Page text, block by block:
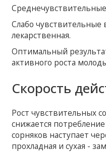
Слабо
лекарственная.
Оптимальный
активного роста
Скорость
Рост чувствительных
снижается
сорняков наступает
прохладная и сухая -